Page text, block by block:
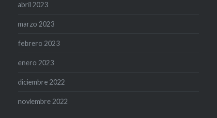
abril 2023
marzo 2023
febrero 2023
enero 2023
diciembre 2022
noviembre 2022